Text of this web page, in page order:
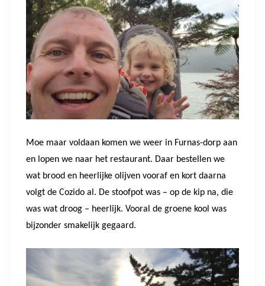
Moe maar voldaan komen we weer in Furnas-dorp aan
en lopen we naar het restaurant. Daar bestellen we
wat brood en heerlijke olijven vooraf en kort daarna
volgt de Cozido al. De stoofpot was – op de kip na, die
was wat droog – heerlijk. Vooral de groene kool was
bijzonder smakelijk gegaard.